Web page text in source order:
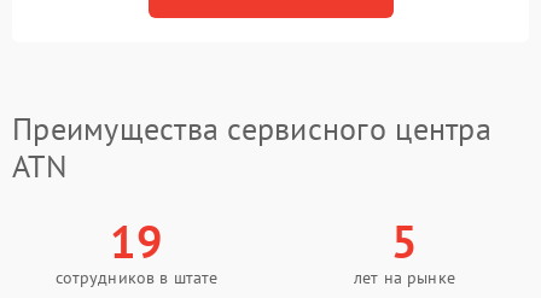
Преимущества сервисного центра
ATN
19
сотрудников в штате
5
лет на рынке